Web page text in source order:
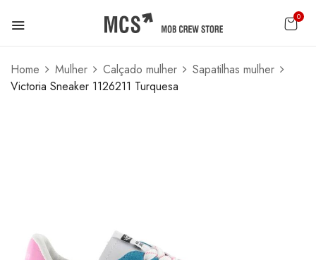
0
Home Mulher Calçado mulher
Sapatilhas mulher
Victoria Sneaker 1126211 Turquesa